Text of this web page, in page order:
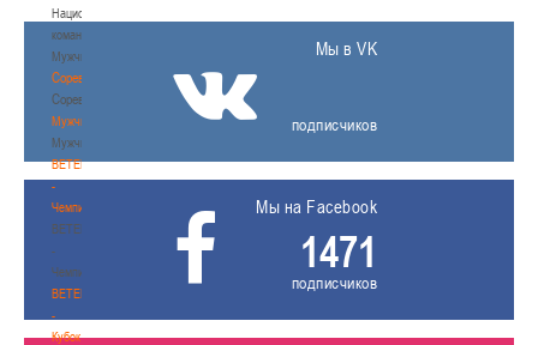
Национальная
команда.
Мужчины
Соревнования
Соревнования
Мужчины
Мужчины
BETERA
-
Чемпионат
BETERA
-
Чемпионат
BETERA
-
Кубок
Мы в VK
подписчиков
Мы на Facebook
1471
подписчиков